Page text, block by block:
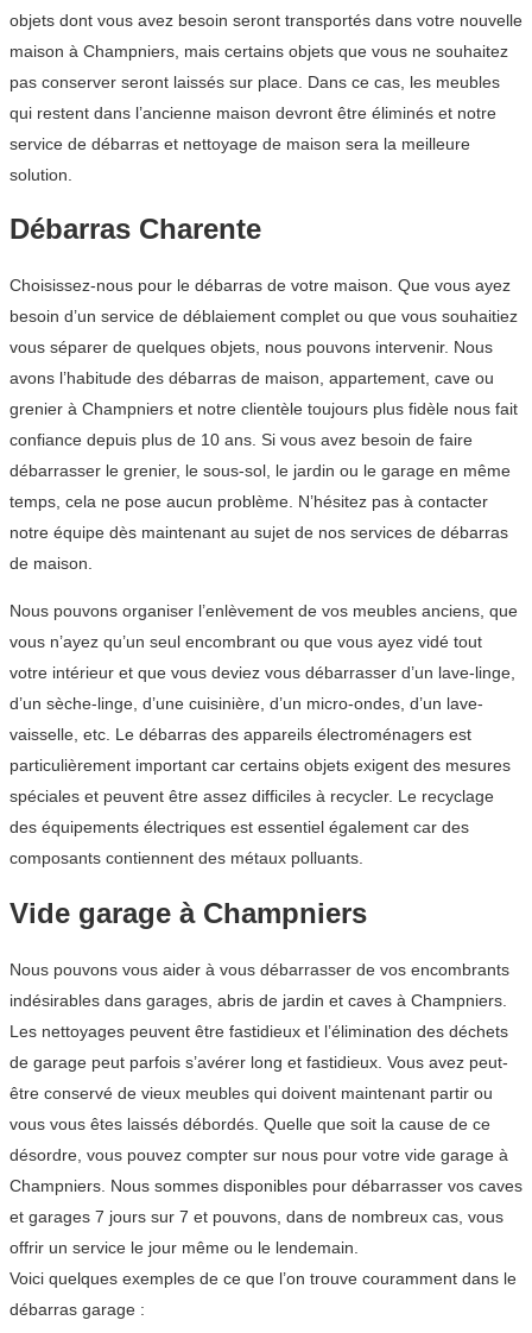
objets dont vous avez besoin seront transportés dans votre nouvelle
maison à Champniers, mais certains objets que vous ne souhaitez
pas conserver seront laissés sur place. Dans ce cas, les meubles
qui restent dans l’ancienne maison devront être éliminés et notre
service de débarras et nettoyage de maison sera la meilleure
solution.
Débarras Charente
Choisissez-nous pour le débarras de votre maison. Que vous ayez
besoin d’un service de déblaiement complet ou que vous souhaitiez
vous séparer de quelques objets, nous pouvons intervenir. Nous
avons l’habitude des débarras de maison, appartement, cave ou
grenier à Champniers et notre clientèle toujours plus fidèle nous fait
confiance depuis plus de 10 ans. Si vous avez besoin de faire
débarrasser le grenier, le sous-sol, le jardin ou le garage en même
temps, cela ne pose aucun problème. N’hésitez pas à contacter
notre équipe dès maintenant au sujet de nos services de débarras
de maison.
Nous pouvons organiser l’enlèvement de vos meubles anciens, que
vous n’ayez qu’un seul encombrant ou que vous ayez vidé tout
votre intérieur et que vous deviez vous débarrasser d’un lave-linge,
d’un sèche-linge, d’une cuisinière, d’un micro-ondes, d’un lave-
vaisselle, etc. Le débarras des appareils électroménagers est
particulièrement important car certains objets exigent des mesures
spéciales et peuvent être assez difficiles à recycler. Le recyclage
des équipements électriques est essentiel également car des
composants contiennent des métaux polluants.
Vide garage à Champniers
Nous pouvons vous aider à vous débarrasser de vos encombrants
indésirables dans garages, abris de jardin et caves à Champniers.
Les nettoyages peuvent être fastidieux et l’élimination des déchets
de garage peut parfois s’avérer long et fastidieux. Vous avez peut-
être conservé de vieux meubles qui doivent maintenant partir ou
vous vous êtes laissés débordés. Quelle que soit la cause de ce
désordre, vous pouvez compter sur nous pour votre vide garage à
Champniers. Nous sommes disponibles pour débarrasser vos caves
et garages 7 jours sur 7 et pouvons, dans de nombreux cas, vous
offrir un service le jour même ou le lendemain.
Voici quelques exemples de ce que l’on trouve couramment dans le
débarras garage :